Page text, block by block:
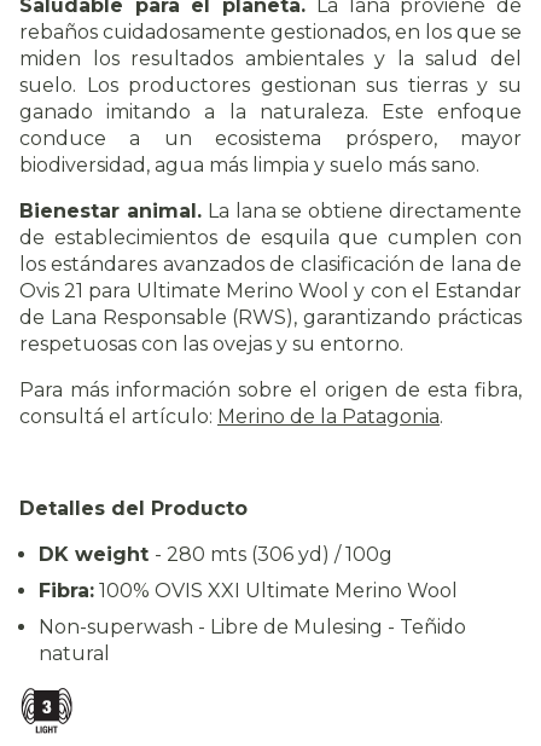
Saludable para el planeta. La lana proviene de
rebaños cuidadosamente gestionados, en los que se
miden los resultados ambientales y la salud del
suelo. Los productores gestionan sus tierras y su
ganado imitando a la naturaleza. Este enfoque
conduce a un ecosistema próspero, mayor
biodiversidad, agua más limpia y suelo más sano.
Bienestar animal.La lana se obtiene directamente
de establecimientos de esquila que cumplen con
los estándares avanzados de clasificación de lana de
Ovis 21 para Ultimate Merino Wool y con el Estandar
de Lana Responsable (RWS), garantizando prácticas
respetuosas con las ovejas y su entorno.
Para más información sobre el origen de esta fibra,
consultá el artículo: Merino de la Patagonia.
Detalles del Producto
DK weight - 280 mts (306 yd) / 100g
Fibra: 100% OVIS XXI Ultimate Merino Wool
Non-superwash - Libre de Mulesing - Teñido
natural